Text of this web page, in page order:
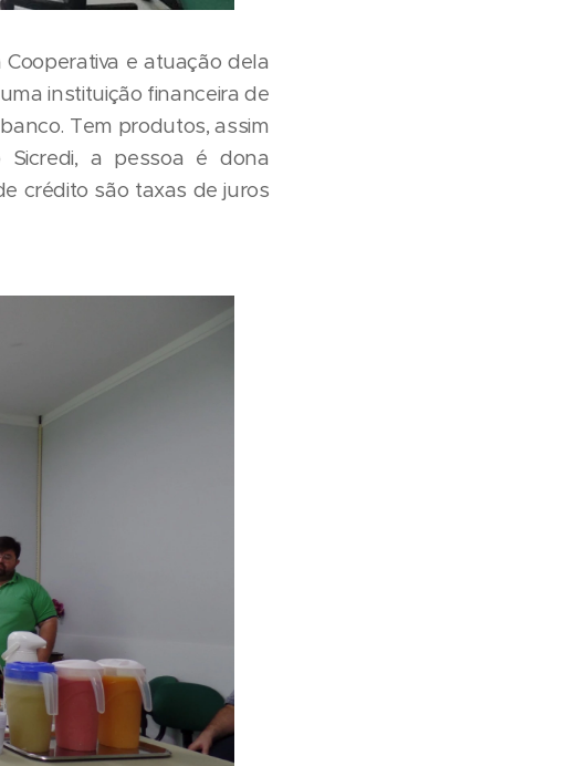
e atuação dela
instituição financeira de
Tem produtos, assim
a pessoa é dona
crédito são taxas de juros